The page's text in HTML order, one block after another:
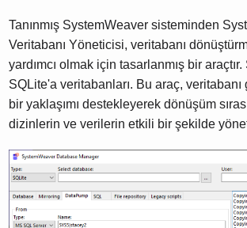
Tanınmış SystemWeaver sisteminden
Veritabanı Yöneticisi, veritabanı
yardımcı olmak için tasarlanmış bir
SQLite'a veritabanları. Bu araç, veritabanı
bir yaklaşımı destekleyerek dönüşüm
dizinlerin ve verilerin etkili bir şekilde